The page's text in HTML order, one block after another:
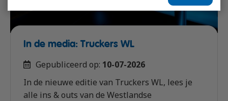
In de media: Truckers WL
Gepubliceerd op: 10-07-2026
In de nieuwe editie van Truckers WL, lees je
alle ins & outs van de Westlandse